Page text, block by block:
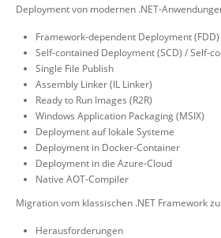
Deployment von modernen .NET-
Framework-dependent Deployment
Self-contained Deployment (SCD) / Self-
Single File Publish
Assembly Linker (IL Linker)
Ready to Run Images (R2R)
Windows Application Packaging (MSIX)
Deployment auf lokale Systeme
Deployment in Docker-Container
Deployment in die Azure-Cloud
Native AOT-Compiler
Migration vom klassischen .NET Framework
Herausforderungen